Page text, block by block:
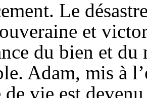
Le
et
du bien et
Adam, mis à
de vie est